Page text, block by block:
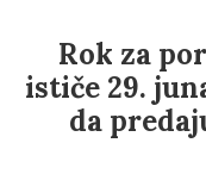
Rok za
ističe 29.
da